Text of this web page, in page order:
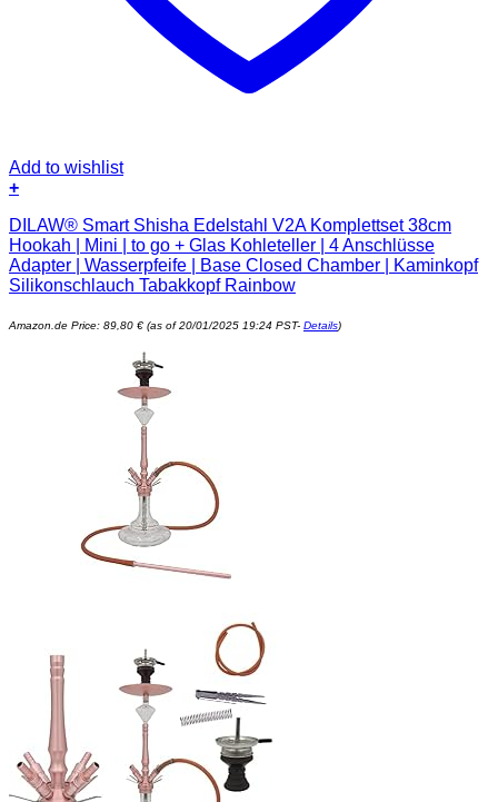
Add to wishlist
+
DILAW® Smart Shisha Edelstahl V2A Komplettset 38cm
Hookah | Mini | to go + Glas Kohleteller | 4 Anschlüsse
Adapter | Wasserpfeife | Base Closed Chamber | Kaminkopf
Silikonschlauch Tabakkopf Rainbow
Amazon.de Price: 89,80 € (as of 20/01/2025 19:24 PST- Details)